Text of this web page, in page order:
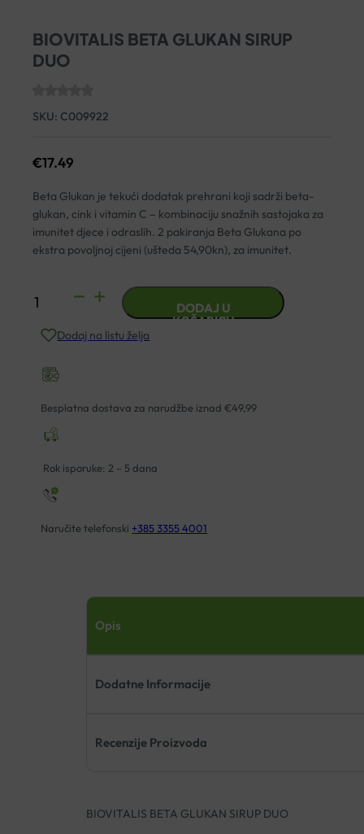
BIOVITALIS BETA GLUKAN SIRUP
DUO
SKU: C009922
€17.49
Beta Glukan je tekući dodatak prehrani koji sadrži beta-
glukan, cink i vitamin C – kombinaciju snažnih sastojaka za
imunitet djece i odraslih. 2 pakiranja Beta Glukana po
ekstra povoljnoj cijeni (ušteda 54,90kn), za imunitet.
BIOVITALIS
GLUKAN
DUO
količina
DODAJ U
KOŠARICU
Dodaj na listu želja
Besplatna dostava za narudžbe iznad €49,99
Rok isporuke: 2 – 5 dana
Naručite telefonski +385 3355 4001
Opis
Dodatne Informacije
Recenzije Proizvoda
BIOVITALIS BETA GLUKAN SIRUP DUO